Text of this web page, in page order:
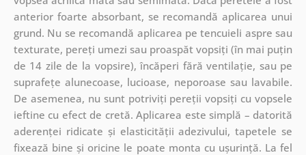
anterior foarte absorbant, se recomandă aplicarea unui
grund. Nu se recomandă aplicarea pe tencuieli aspre sau
texturate, pereți umezi sau proaspăt vopsiți (în mai puțin
de 14 zile de la vopsire), încăperi fără ventilație, sau pe
suprafețe alunecoase, lucioase, neporoase sau lavabile.
De asemenea, nu sunt potriviți pereții vopsiți cu vopsele
ieftine cu efect de cretă. Aplicarea este simplă – datorită
aderenței ridicate și elasticității adezivului, tapetele se
fixează bine și oricine le poate monta cu ușurință. La fel